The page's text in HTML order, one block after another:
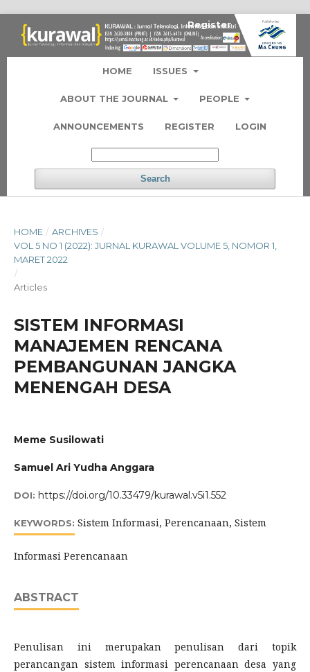
HOME ISSUES
ABOUT THE JOURNAL PEOPLE
ANNOUNCEMENTS REGISTER LOGIN
Search
Register Login
HOME / ARCHIVES /
VOL 5 NO 1 (2022): JURNAL KURAWAL VOLUME 5, NOMOR 1,
MARET 2022
/
Articles
SISTEM INFORMASI
MANAJEMEN RENCANA
PEMBANGUNAN JANGKA
MENENGAH DESA
Meme Susilowati
Samuel Ari Yudha Anggara
DOI: https://doi.org/10.33479/kurawal.v5i1.552
KEYWORDS: Sistem Informasi, Perencanaan, Sistem
Informasi Perencanaan
ABSTRACT
Penulisan ini merupakan penulisan dari topik
perancangan sistem informasi perencanaan desa yang